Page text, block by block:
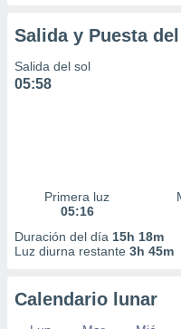
Salida y Puesta del
Salida del sol
05:58
Primera luz
05:16
Duración del día 15h 18m
Luz diurna restante 3h 45m
Calendario lunar